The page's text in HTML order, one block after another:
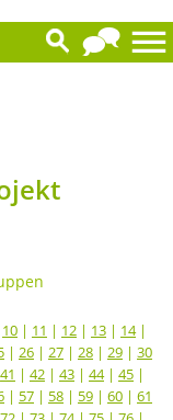
10 | 11 | 12 | 13 | 14|
| 26 | 27 | 28 | 29 | 30
41 | 42 | 43 | 44| 45 |
| 57 | 58 | 59 | 60 | 61